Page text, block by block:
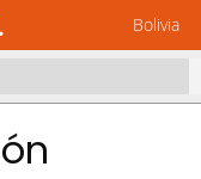
Bolivia